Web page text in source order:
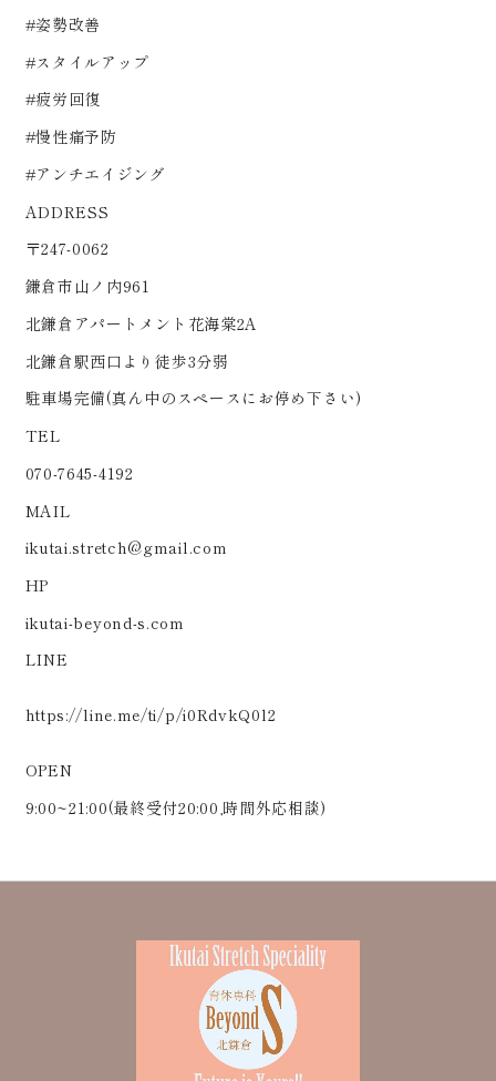
#姿勢改善
#スタイルアップ
#疲労回復
#慢性痛予防
#アンチエイジング
ADDRESS
〒247-0062
鎌倉市山ノ内961
北鎌倉アパートメント花海棠2A
北鎌倉駅西口より徒歩3分弱
駐車場完備(真ん中のスペースにお停め下さい)
TEL
070-7645-4192
MAIL
ikutai.stretch@gmail.com
HP
ikutai-beyond-s.com
LINE
https://line.me/ti/p/i0RdvkQ0l2
OPEN
9:00~21:00(最終受付20:00,時間外応相談)